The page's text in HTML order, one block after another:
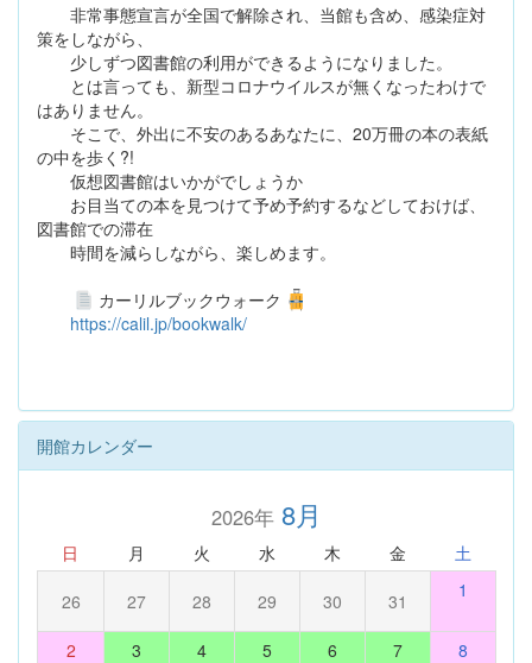
非常事態宣言が全国で解除され、当館も含め、感染症対
策をしながら、
少しずつ図書館の利用ができるようになりました。
とは言っても、新型コロナウイルスが無くなったわけで
はありません。
そこで、外出に不安のあるあなたに、20万冊の本の表紙
の中を歩く?!
仮想図書館はいかがでしょうか
お目当ての本を見つけて予め予約するなどしておけば、
図書館での滞在
時間を減らしながら、楽しめます。
カーリルブックウォーク
https://calil.jp/bookwalk/
開館カレンダー
2026年8月
日 月 火 水 木 金 土
26 27 28 29 30 31 1
2 3 4 5 6 7 8